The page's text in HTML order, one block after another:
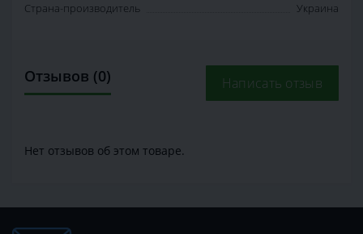
Страна-производитель
Украина
Отзывов (0) Написать отзыв
Нет отзывов об этом товаре.